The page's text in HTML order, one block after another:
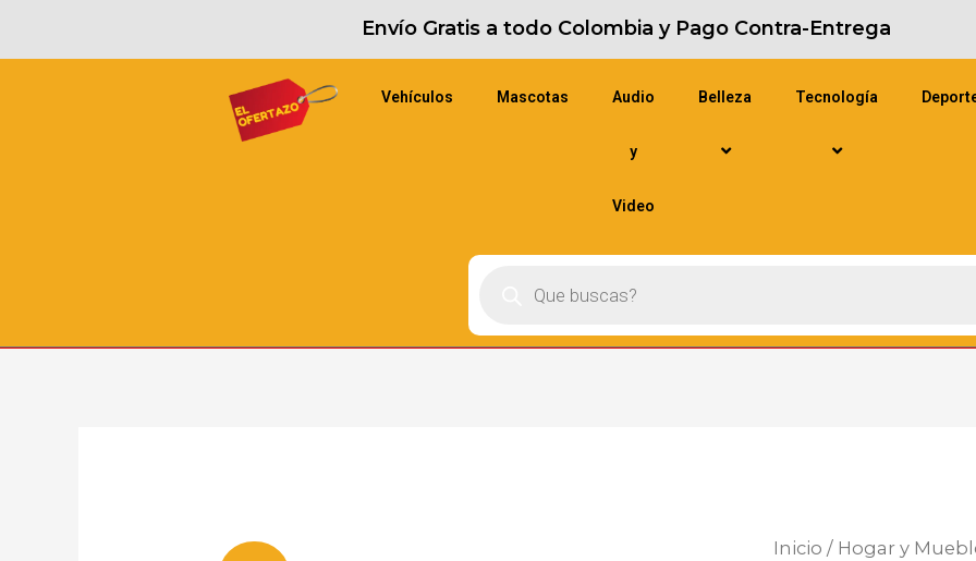
Envío Gratis a todo Colombia y Pago Contra-Entrega
Vehículos Mascotas Audio
y
Video
Belleza Tecnología
Inicio / Hogar y